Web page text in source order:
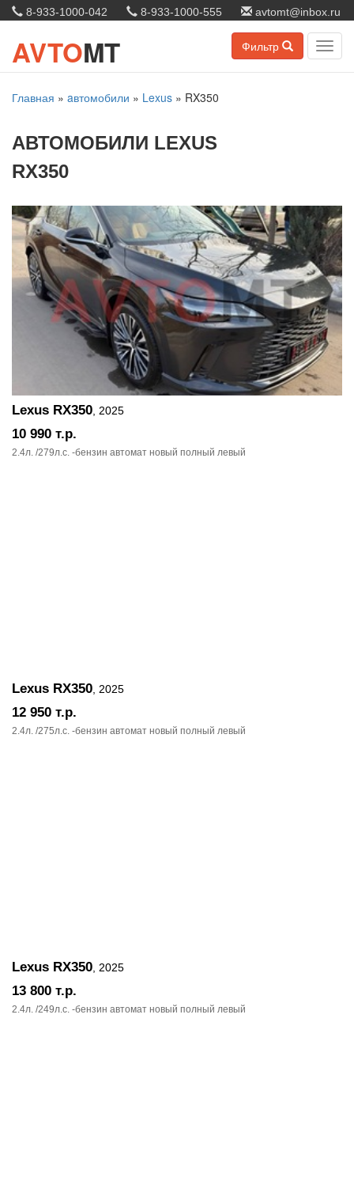
8-933-1000-042 8-933-1000-555 avtomt@inbox.ru
Фильтр
AVTOMT
Главная » aвтомобили » Lexus » RX350
АВТОМОБИЛИ LEXUS
RX350
Lexus RX350 , 2025
10 990 т.р.
2.4л. /279л.c. -бензин автомат новый полный левый
Lexus RX350 , 2025
12 950 т.р.
2.4л. /275л.c. -бензин автомат новый полный левый
Lexus RX350 , 2025
13 800 т.р.
2.4л. /249л.c. -бензин автомат новый полный левый